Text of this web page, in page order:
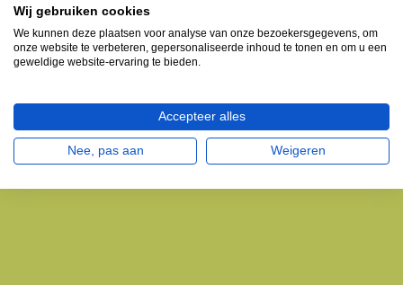
Wij gebruiken cookies
We kunnen deze plaatsen voor analyse van onze bezoekersgegevens, om
onze website te verbeteren, gepersonaliseerde inhoud te tonen en om u een
geweldige website-ervaring te bieden.
Accepteer alles
Nee, pas aan Weigeren